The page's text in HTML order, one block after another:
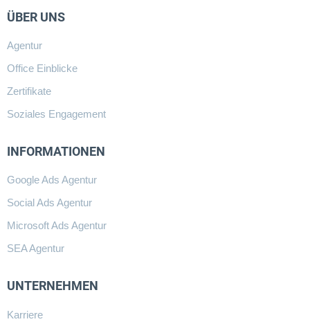
ÜBER UNS
Agentur
Office Einblicke
Zertifikate
Soziales Engagement
INFORMATIONEN
Google Ads Agentur
Social Ads Agentur
Microsoft Ads Agentur
SEA Agentur
UNTERNEHMEN
Karriere